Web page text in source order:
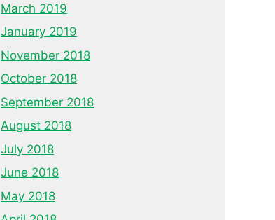
March 2019
January 2019
November 2018
October 2018
September 2018
August 2018
July 2018
June 2018
May 2018